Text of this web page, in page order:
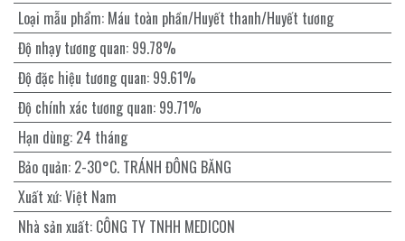
Loại mẫu phẩm: Máu toàn phần/Huyết thanh/Huyết tương
Độ nhạy tương quan: 99.78%
Độ đặc hiệu tương quan: 99.61%
Độ chính xác tương quan: 99.71%
Hạn dùng: 24 tháng
Bảo quản: 2-30°C. TRÁNH ĐÔNG BĂNG
Xuất xứ:Việt Nam
Nhà sản xuất: CÔNG TY TNHH MEDICON